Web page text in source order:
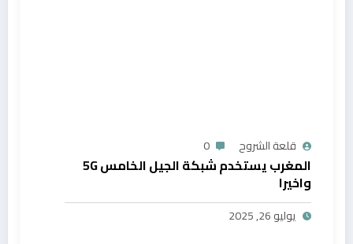
قلعة الشروح 0
المغرب يستخدم شبكة الجيل الخامس 5G
واخيرا
يوليو 26, 2025